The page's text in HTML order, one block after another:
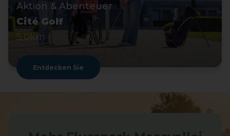
Aktion & Abenteuer
Cité Golf
5,0km
Entdecken Sie